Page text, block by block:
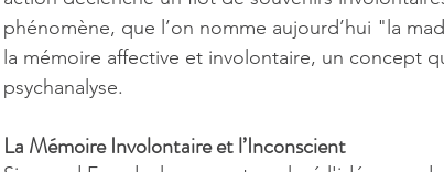
phénomène, que l’on nomme aujourd’hui "la
la mémoire affective et involontaire, un concept
psychanalyse.
La Mémoire Involontaire et l’Inconscient